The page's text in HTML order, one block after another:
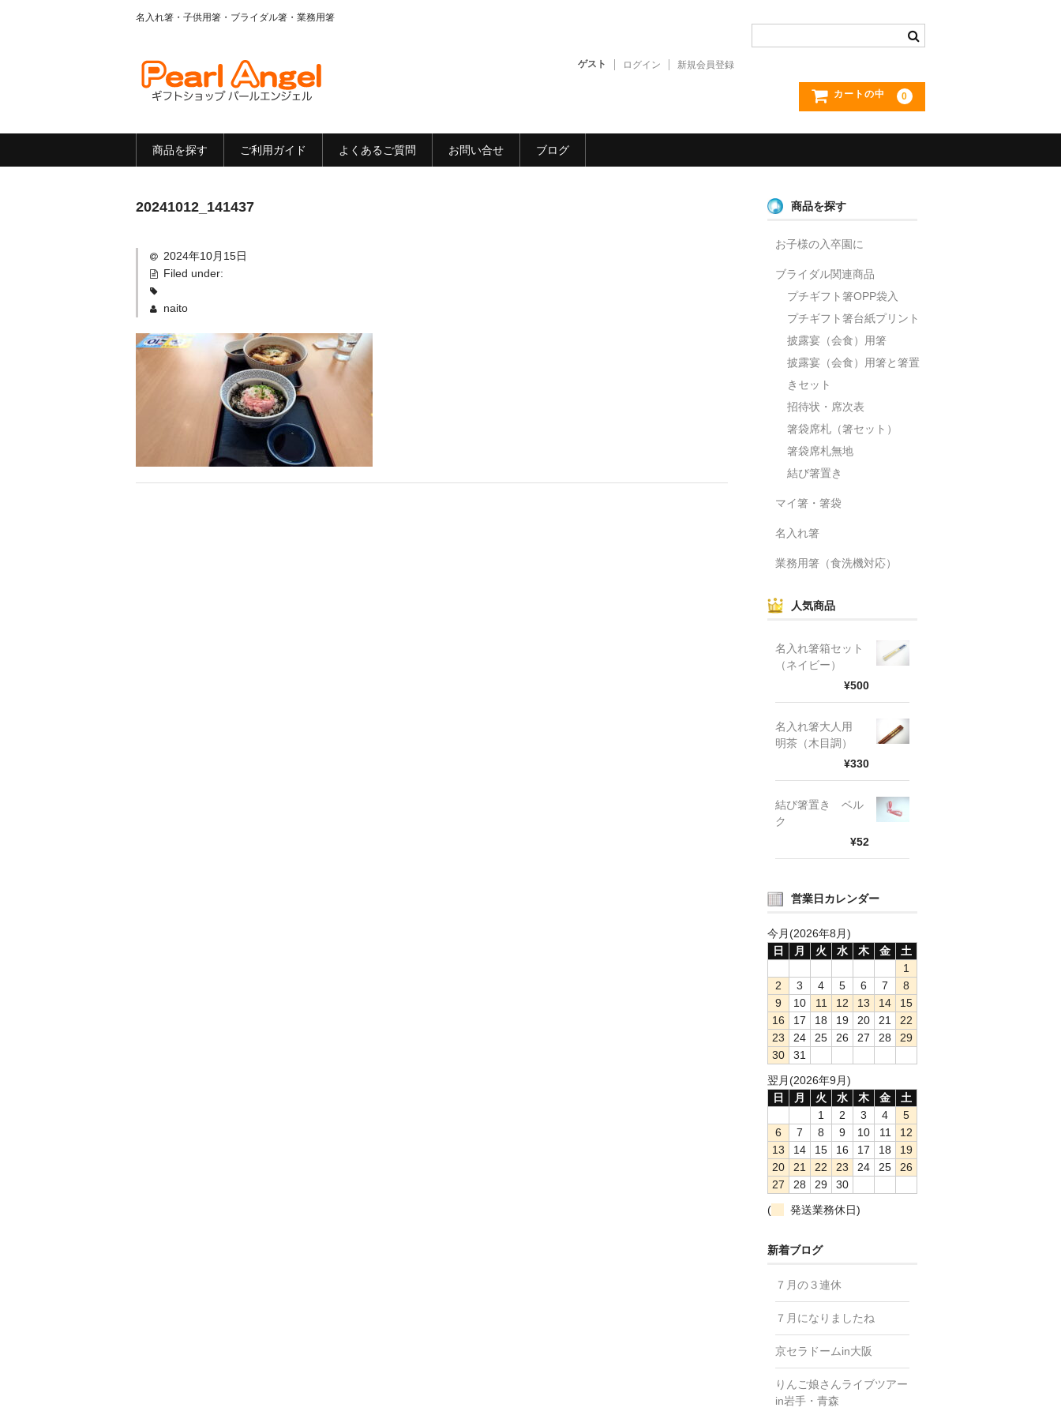
名入れ箸・子供用箸・ブライダル箸・業務用箸
ゲスト ログイン 新規会員登録
カートの中 0
商品を探す ご利用ガイド よくあるご質問 お問い合せ ブログ
20241012_141437
2024年10月15日
Filed under:
naito
商品を探す
お子様の入卒園に
ブライダル関連商品
プチギフト箸OPP袋入
プチギフト箸台紙プリント
披露宴（会食）用箸
披露宴（会食）用箸と箸置
きセット
招待状・席次表
箸袋席札（箸セット）
箸袋席札無地
結び箸置き
マイ箸・箸袋
名入れ箸
業務用箸（食洗機対応）
人気商品
名入れ箸箱セット
（ネイビー）
¥500
名入れ箸大人用
明茶（木目調）
¥330
結び箸置き ベル
ク
¥52
営業日カレンダー
今月(2026年8月)
日
月 火 水 木 金
土
1
2
3 4 5 6 7
8
9
10 11 12 13 14
15
16
17 18 19 20 21
22
23
24 25 26 27 28
29
30
31
翌月(2026年9月)
日
月 火 水 木 金
土
1
2 3 4
5
6
7 8 9 10 11
12
13
14 15 16 17 18
19
20
21 22 23 24 25
26
27
28 29
30
(
発送業務休日)
新着ブログ
７月の３連休
７月になりましたね
京セラドームin大阪
りんご娘さんライブツアー
in岩手・青森